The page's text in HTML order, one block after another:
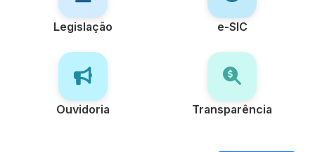
Legislação e-SIC
Ouvidoria Transparência